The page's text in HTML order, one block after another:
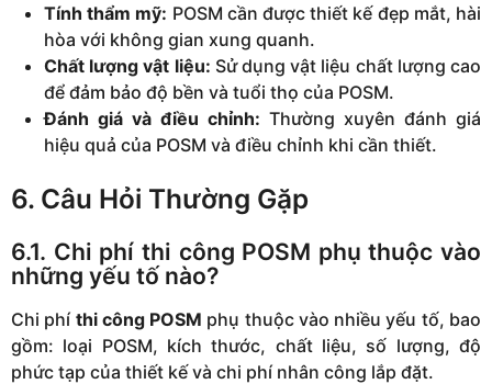
Tính thẩm mỹ: POSM cần được thiết kế đẹp mắt, hài
hòa với không gian xung quanh.
Chất lượng vật liệu: Sử dụng vật liệu chất lượng cao
để đảm bảo độ bền và tuổi thọ của POSM.
Đánh giá và điều chỉnh: Thường xuyên đánh giá
hiệu quả của POSM và điều chỉnh khi cần thiết.
6. Câu Hỏi Thường Gặp
6.1. Chi phí thi công POSM phụ thuộc vào
những yếu tố nào?
Chi phí thi công POSM phụ thuộc vào nhiều yếu tố, bao
gồm: loại POSM, kích thước, chất liệu, số lượng, độ
phức tạp của thiết kế và chi phí nhân công lắp đặt.